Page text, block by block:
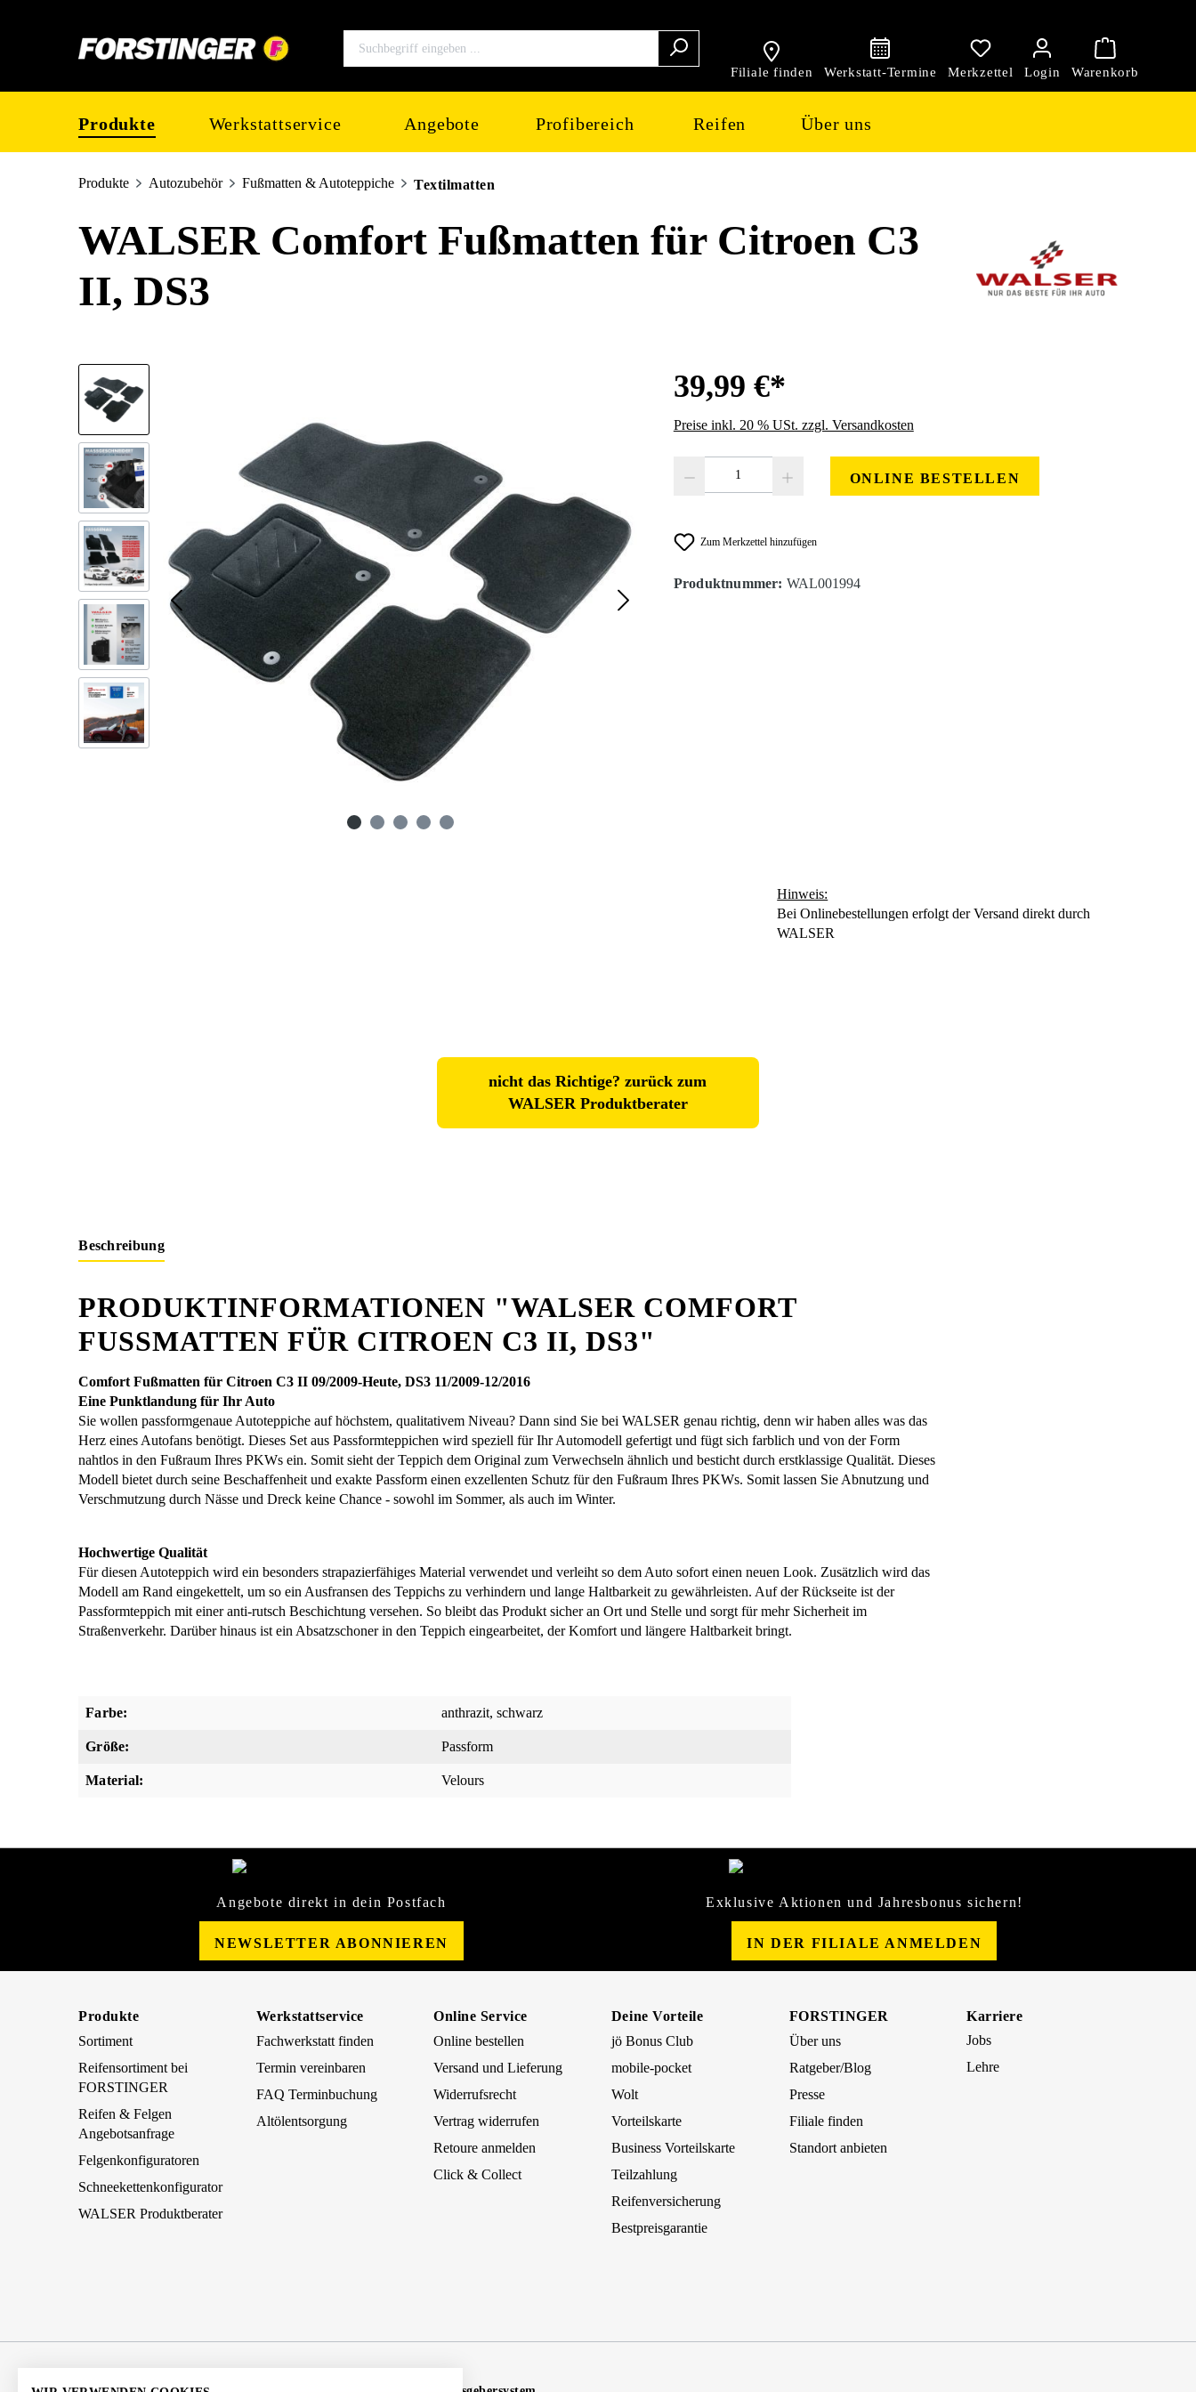
Filiale finden
Produkte Werkstattservice Angebote Profibereich Reifen Über uns
Produkte Autozubehör Fußmatten & Autoteppiche Textilmatten
WALSER Comfort Fußmatten für Citroen C3
II, DS3
39,99 €*
Preise inkl. 20 % USt. zzgl. Versandkosten
ONLINE BESTELLEN
Zum Merkzettel hinzufügen
Produktnummer: WAL001994
Hinweis:
Bei Onlinebestellungen erfolgt der Versand direkt durch
WALSER
nicht das Richtige? zurück zum
WALSER Produktberater
Beschreibung
PRODUKTINFORMATIONEN "WALSER COMFORT
FUSSMATTEN FÜR CITROEN C3 II, DS3"
Comfort Fußmatten für Citroen C3 II 09/2009-Heute, DS3 11/2009-12/2016
Eine Punktlandung für Ihr Auto
Sie wollen passformgenaue Autoteppiche auf höchstem, qualitativem Niveau? Dann sind Sie bei WALSER genau richtig, denn wir haben alles was das
Herz eines Autofans benötigt. Dieses Set aus Passformteppichen wird speziell für Ihr Automodell gefertigt und fügt sich farblich und von der Form
nahtlos in den Fußraum Ihres PKWs ein. Somit sieht der Teppich dem Original zum Verwechseln ähnlich und besticht durch erstklassige Qualität. Dieses
Modell bietet durch seine Beschaffenheit und exakte Passform einen exzellenten Schutz für den Fußraum Ihres PKWs. Somit lassen Sie Abnutzung und
Verschmutzung durch Nässe und Dreck keine Chance - sowohl im Sommer, als auch im Winter.
Hochwertige Qualität
Für diesen Autoteppich wird ein besonders strapazierfähiges Material verwendet und verleiht so dem Auto sofort einen neuen Look. Zusätzlich wird das
Modell am Rand eingekettelt, um so ein Ausfransen des Teppichs zu verhindern und lange Haltbarkeit zu gewährleisten. Auf der Rückseite ist der
Passformteppich mit einer anti-rutsch Beschichtung versehen. So bleibt das Produkt sicher an Ort und Stelle und sorgt für mehr Sicherheit im
Straßenverkehr. Darüber hinaus ist ein Absatzschoner in den Teppich eingearbeitet, der Komfort und längere Haltbarkeit bringt.
Farbe: anthrazit, schwarz
Größe: Passform
Material: Velours
Angebote direkt in dein Postfach
NEWSLETTER ABONNIEREN
Exklusive Aktionen und Jahresbonus sichern!
IN DER FILIALE ANMELDEN
Produkte
Sortiment
Reifensortiment bei
FORSTINGER
Reifen & Felgen
Angebotsanfrage
Felgenkonfiguratoren
Schneekettenkonfigurator
WALSER Produktberater
Werkstattservice
Fachwerkstatt finden
Termin vereinbaren
FAQ Terminbuchung
Altölentsorgung
Online Service
Online bestellen
Versand und Lieferung
Widerrufsrecht
Vertrag widerrufen
Retoure anmelden
Click & Collect
Deine Vorteile
jö Bonus Club
mobile-pocket
Wolt
Vorteilskarte
Business Vorteilskarte
Teilzahlung
Reifenversicherung
Bestpreisgarantie
FORSTINGER
Über uns
Ratgeber/Blog
Presse
Filiale finden
Standort anbieten
Karriere
Jobs
Lehre